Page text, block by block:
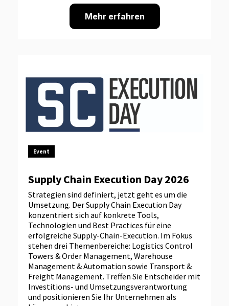
Mehr erfahren
Event
Supply Chain Execution Day 2026
Strategien sind definiert, jetzt geht es um die
Umsetzung. Der Supply Chain Execution Day
konzentriert sich auf konkrete Tools,
Technologien und Best Practices für eine
erfolgreiche Supply-Chain-Execution. Im Fokus
stehen drei Themenbereiche: Logistics Control
Towers & Order Management, Warehouse
Management & Automation sowie Transport &
Freight Management. Treffen Sie Entscheider mit
Investitions- und Umsetzungsverantwortung
und positionieren Sie Ihr Unternehmen als